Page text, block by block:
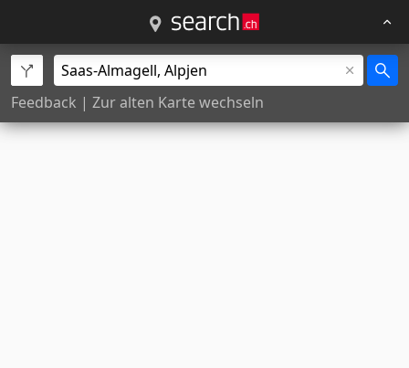
Feedback | Zur alten Karte wechseln